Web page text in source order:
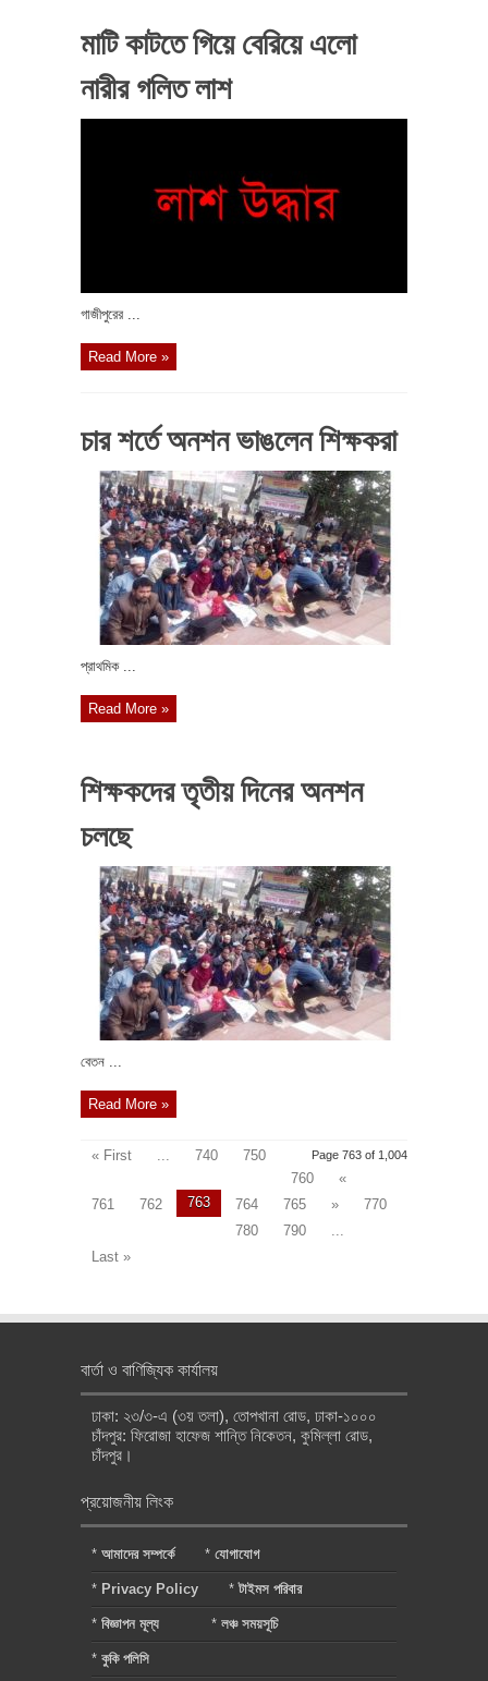
মাটি কাটতে গিয়ে বেরিয়ে এলো
নারীর গলিত লাশ
গাজীপুরের ...
Read More »
চার শর্তে অনশন ভাঙলেন শিক্ষকরা
প্রাথমিক ...
Read More »
শিক্ষকদের তৃতীয় দিনের অনশন
চলছে
বেতন ...
Read More »
Page 763 of 1,004
« First 740
750
760
«
761
762 763 764 765 »
770
780
790
Last »
বার্তা ও বাণিজ্যিক কার্যালয়
ঢাকা: ২৩/৩-এ (৩য় তলা), তোপখানা রোড, ঢাকা-১০০০
চাঁদপুর: ফিরোজা হাফেজ শান্তি নিকেতন, কুমিল্লা রোড,
চাঁদপুর।
প্রয়োজনীয় লিংক
* আমাদের সম্পর্কে * যোগাযোগ
* Privacy Policy *টাইমস পরিবার
* বিজ্ঞাপন মূল্য * লঞ্চ সময়সূচি
* কুকি পলিসি